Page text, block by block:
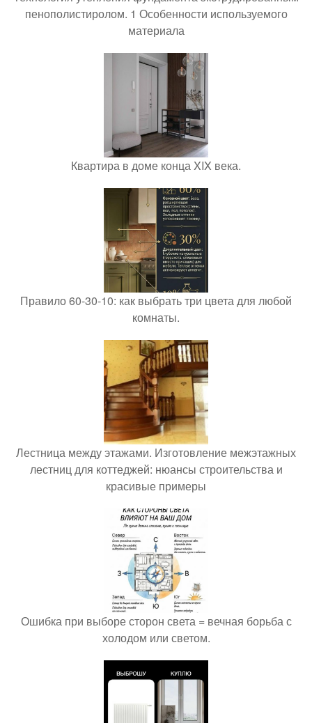
пенополистиролом. 1 Особенности используемого
материала
Квартира в доме конца XIX века.
Правило 60-30-10: как выбрать три цвета для любой
комнаты.
Лестница между этажами. Изготовление межэтажных
лестниц для коттеджей: нюансы строительства и
красивые примеры
Ошибка при выборе сторон света = вечная борьба с
холодом или светом.